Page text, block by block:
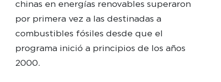
chinas en energías renovables superaron
por primera vez a las destinadas a
combustibles fósiles desde que el
programa inició a principios de los años
2000.